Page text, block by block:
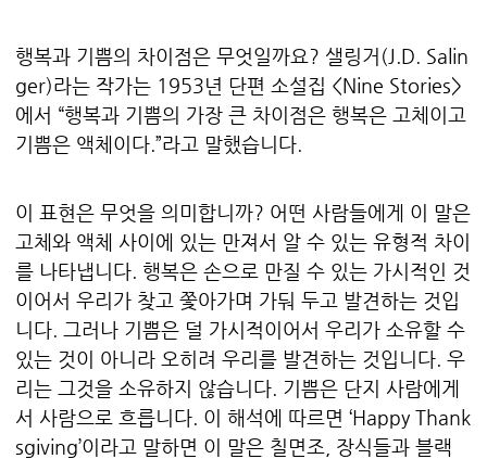
행복과 기쁨의 차이점은 무엇일까요? 샐링거(J.D. Salin
ger)라는 작가는 1953년 단편 소설집 <Nine Stories>
에서 “행복과 기쁨의 가장 큰 차이점은 행복은 고체이고
기쁨은 액체이다.”라고 말했습니다.
이 표현은 무엇을 의미합니까? 어떤 사람들에게 이 말은
고체와 액체 사이에 있는 만져서 알 수 있는 유형적 차이
를 나타냅니다. 행복은 손으로 만질 수 있는 가시적인 것
이어서 우리가 찾고 쫓아가며 가둬 두고 발견하는 것입
니다. 그러나 기쁨은 덜 가시적이어서 우리가 소유할 수
있는 것이 아니라 오히려 우리를 발견하는 것입니다. 우
리는 그것을 소유하지 않습니다. 기쁨은 단지 사람에게
서 사람으로 흐릅니다. 이 해석에 따르면 ‘Happy Thank
sgiving’이라고 말하면 이 말은 칠면조, 장식들과 블랙